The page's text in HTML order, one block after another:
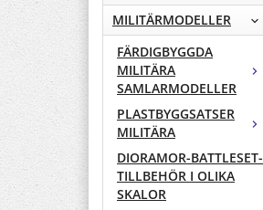
MILITÄRMODELLER
FÄRDIGBYGGDA
MILITÄRA
SAMLARMODELLER
PLASTBYGGSATSER
MILITÄRA
DIORAMOR-BATTLESET-
TILLBEHÖR I OLIKA
SKALOR